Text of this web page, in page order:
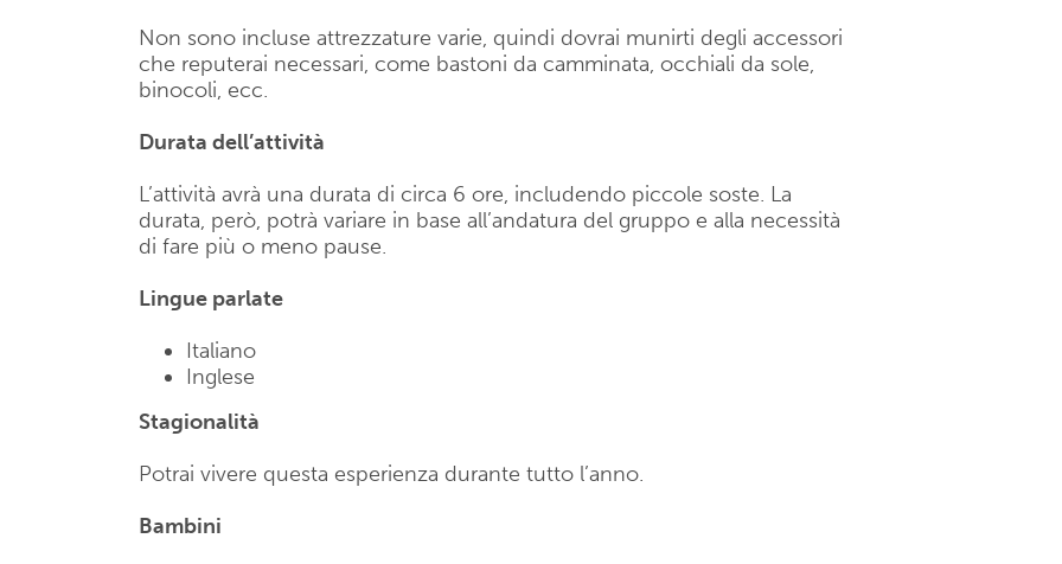
Non sono incluse attrezzature varie, quindi dovrai munirti degli accessori
che reputerai necessari, come bastoni da camminata, occhiali da sole,
binocoli, ecc.
Durata dell’attività
L’attività avrà una durata di circa 6 ore, includendo piccole soste. La
durata, però, potrà variare in base all’andatura del gruppo e alla necessità
di fare più o meno pause.
Lingue parlate
Italiano
Inglese
Stagionalità
Potrai vivere questa esperienza durante tutto l’anno.
Bambini